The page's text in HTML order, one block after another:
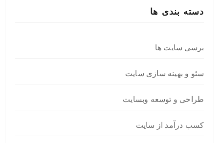
دسته بندی ها
برسی سایت ها
سئو و بهینه سازی سایت
طراحی و توسعه وبسایت
کسب درآمد از سایت